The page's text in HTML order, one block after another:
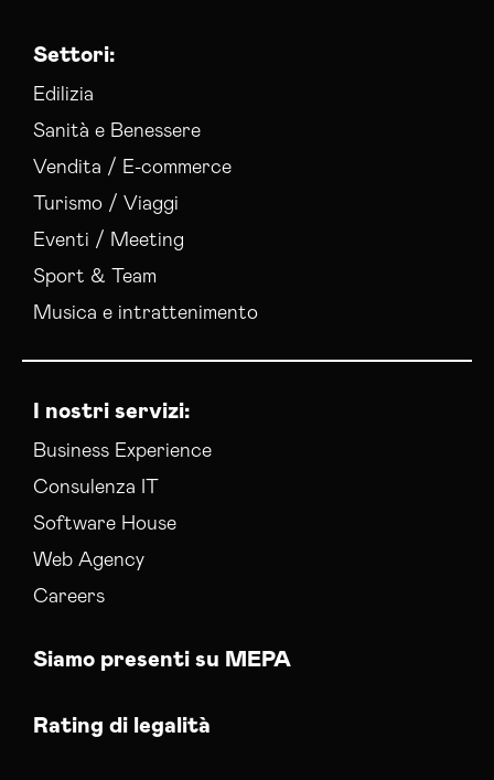
Settori:
Edilizia
Sanità e Benessere
Vendita / E-commerce
Turismo / Viaggi
Eventi / Meeting
Sport & Team
Musica e intrattenimento
I nostri servizi:
Business Experience
Consulenza IT
Software House
Web Agency
Careers
Siamo presenti su MEPA
Rating di legalità